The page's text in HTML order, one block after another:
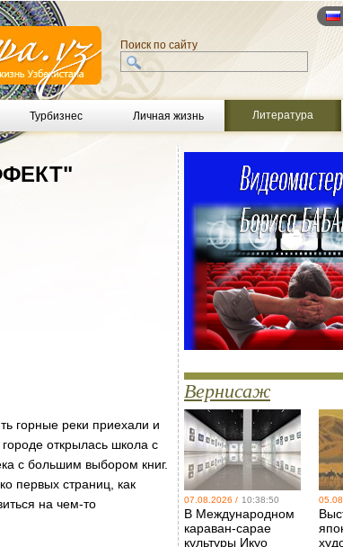
Поиск по сайту
Турбизнес Личная жизнь Литература
горные реки приехали и
открылась школа с
с большим выбором книг.
первых страниц, как
на чем-то
Вернисаж
07.08.2026 / 10:38:50
В Международном
караван-сарае
культуры Икуо